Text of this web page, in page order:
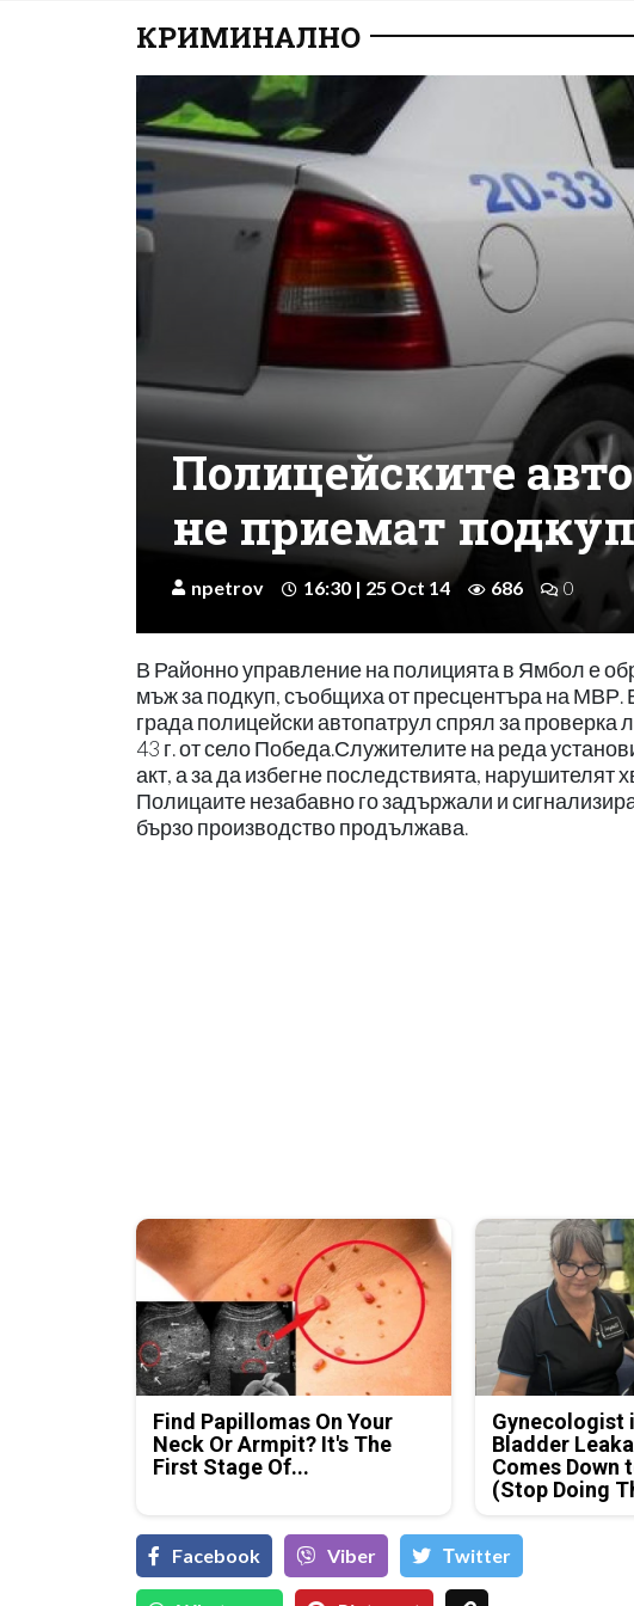
КРИМИНАЛНО
Полицейските
не приемат
npetrov 16:30 | 25 Oct 14 686 0
В Районно управление на полицията в Ямбол е
мъж за подкуп, съобщиха от пресцентъра на МВР.
града полицейски автопатрул спрял за проверка
43 г. от село Победа.Служителите на реда
акт, а за да избегне последствията, нарушителят
Полицаите незабавно го задържали и
бързо производство продължава.
Find Papillomas On Your
Neck Or Armpit? It's The
First Stage Of...
Gynecologist
Bladder
Comes Down
(Stop Doing
Facebook Viber Тwitter